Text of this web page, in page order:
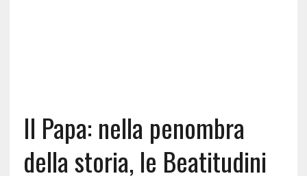
Il Papa: nella penombra
della storia, le Beatitudini